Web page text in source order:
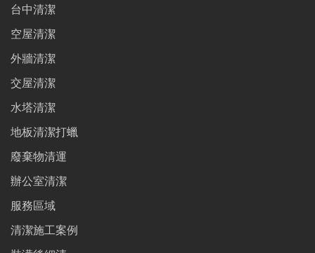
台中清潔
空屋清潔
外牆清潔
交屋清潔
水塔清潔
地板清潔打蠟
廢棄物清運
辦公室清潔
服務區域
清潔施工案例